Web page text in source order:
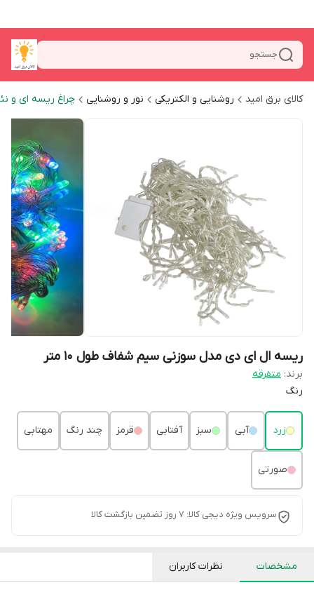
جستجو
کالای برق امید روشنایی و الکتریکی نور و روشنایی چراغ ریسه ای و
ریسه ال ای دی مدل سوزنی سیم شفاف طول 10 متر
برند: متفرقه
رنگ
زرد آبی سبز آفتابی قرمز چند رنگ مهتابی
صورتی
سرویس ویژه دیجی کالا: 7 روز تضمین بازگشت کالا
مشخصات نظرات کاربران